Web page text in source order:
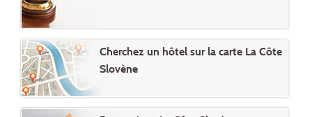
Cherchez un hôtel sur la carte La Côte
Slovène